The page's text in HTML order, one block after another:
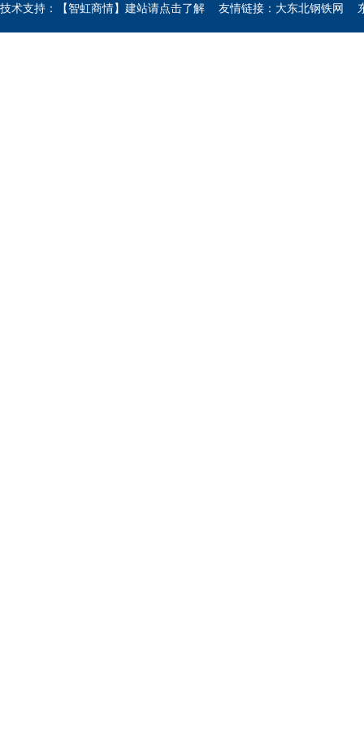
技术支持：【智虹商情】建站请点击了解 友情链接： 大东北钢铁网